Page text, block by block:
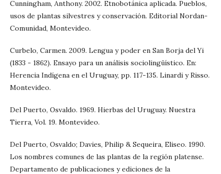
Cunningham, Anthony. 2002. Etnobotánica aplicada. Pueblos,
usos de plantas silvestres y conservación. Editorial Nordan-
Comunidad, Montevideo.
Curbelo, Carmen. 2009. Lengua y poder en San Borja del Yi
(1833 - 1862). Ensayo para un análisis sociolingüístico. En:
Herencia Indígena en el Uruguay, pp. 117-135. Linardi y Risso.
Montevideo.
Del Puerto, Osvaldo. 1969. Hierbas del Uruguay. Nuestra
Tierra, Vol. 19. Montevideo.
Del Puerto, Osvaldo; Davies, Philip & Sequeira, Eliseo. 1990.
Los nombres comunes de las plantas de la región platense.
Departamento de publicaciones y ediciones de la